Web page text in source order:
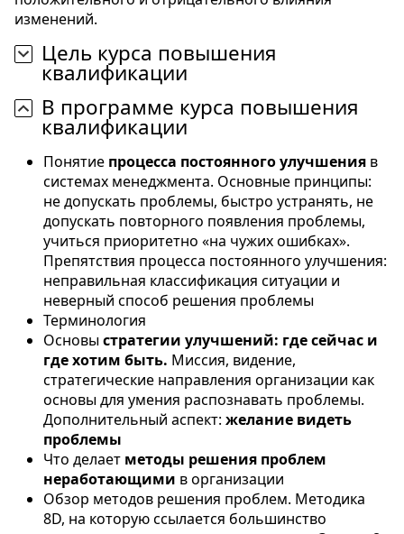
изменений.
Цель курса повышения
квалификации
В программе курса повышения
квалификации
Понятие процесса постоянного улучшения в
системах менеджмента. Основные принципы:
не допускать проблемы, быстро устранять, не
допускать повторного появления проблемы,
учиться приоритетно «на чужих ошибках».
Препятствия процесса постоянного улучшения:
неправильная классификация ситуации и
неверный способ решения проблемы
Терминология
Основыстратегии улучшений: где сейчас и
где хотим быть. Миссия, видение,
стратегические направления организации как
основы для умения распознавать проблемы.
Дополнительный аспект: желание видеть
проблемы
Что делает методы решения проблем
неработающими в организации
Обзор методов решения проблем. Методика
8D, на которую ссылается большинство